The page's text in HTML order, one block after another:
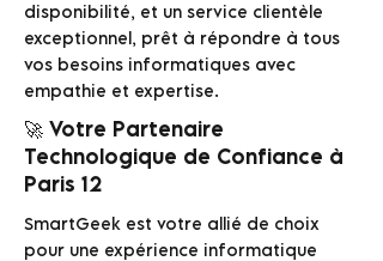
disponibilité, et un service clientèle
exceptionnel, prêt à répondre à tous
vos besoins informatiques avec
empathie et expertise.
🚀 Votre Partenaire
Technologique de Confiance à
Paris 12
SmartGeek est votre allié de choix
pour une expérience informatique